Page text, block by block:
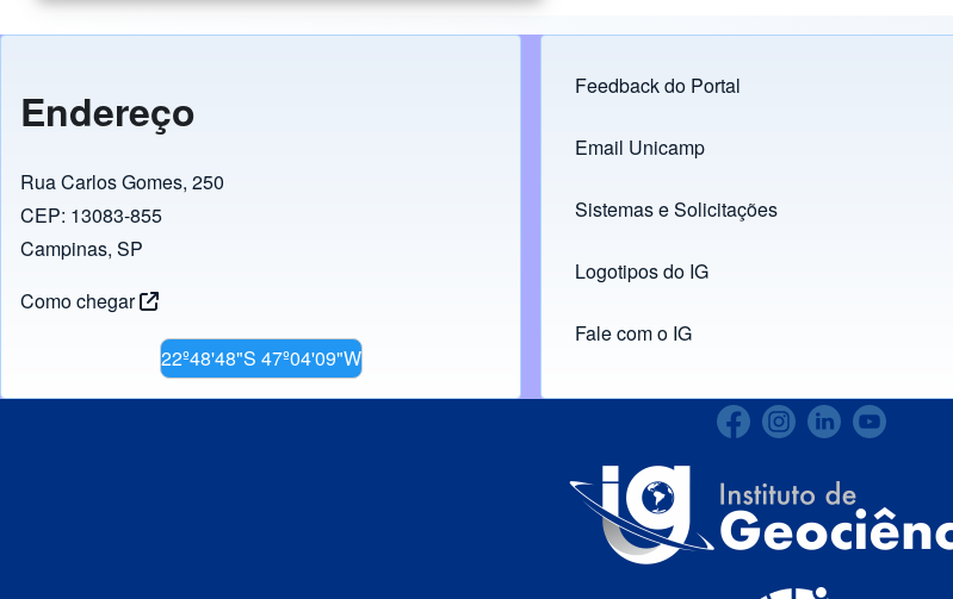
Endereço
Rua Carlos Gomes, 250
CEP: 13083-855
Campinas, SP
Como chegar
22º48'48"S 47º04'09"W
Footer menu
Feedback do Portal
Links
Email Unicamp
(opens in new tab)
Sistemas e Solicitações
(opens in new tab)
Logotipos do IG
(opens in new tab)
Fale com o IG